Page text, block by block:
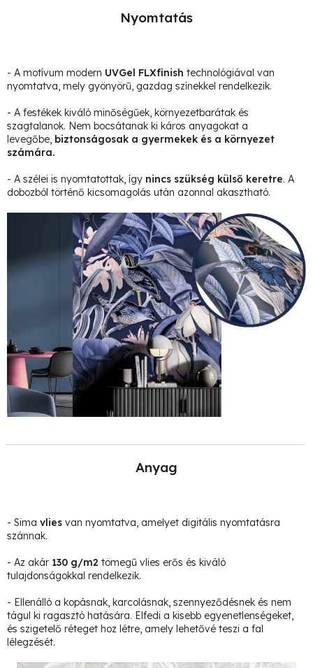
Nyomtatás
- A motívum modern UVGel FLXfinish technológiával van
nyomtatva, mely gyönyörű, gazdag színekkel rendelkezik.
- A festékek kiváló minőségűek, környezetbarátak és
szagtalanok. Nem bocsátanak ki káros anyagokat a
levegőbe, biztonságosak a gyermekek és a környezet
számára.
- A szélei is nyomtatottak, így nincs szükség külső keretre. A
dobozból történő kicsomagolás után azonnal akasztható.
Anyag
- Sima vlies van nyomtatva, amelyet digitális nyomtatásra
szánnak.
- Az akár 130 g/m2 tömegű vlies erős és kiváló
tulajdonságokkal rendelkezik.
- Ellenálló a kopásnak, karcolásnak, szennyeződésnek és nem
tágul ki ragasztó hatására. Elfedi a kisebb egyenetlenségeket,
és szigetelő réteget hoz létre, amely lehetővé teszi a fal
lélegzését.